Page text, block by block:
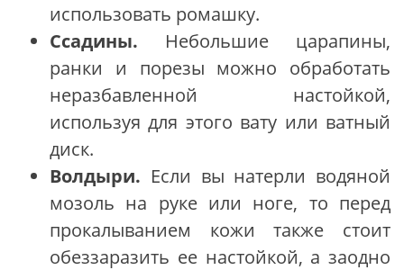
использовать ромашку.
Ссадины. Небольшие царапины,
ранки и порезы можно обработать
неразбавленной настойкой,
используя для этого вату или ватный
диск.
Волдыри. Если вы натерли водяной
мозоль на руке или ноге, то перед
прокалыванием кожи также стоит
обеззаразить ее настойкой, а заодно